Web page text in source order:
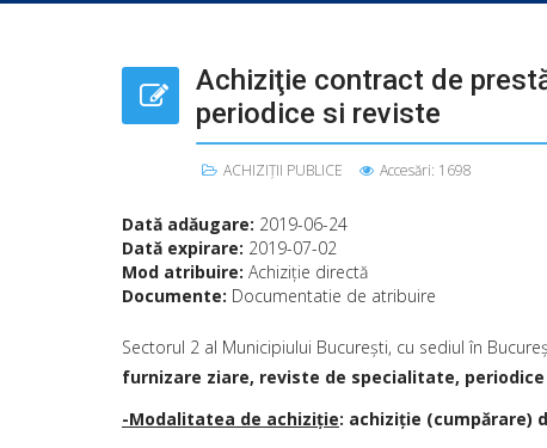
Achiziţie contract de
periodice si reviste
ACHIZIȚII PUBLICE Accesări: 1698
Dată adăugare: 2019-06-24
Dată expirare: 2019-07-02
Mod atribuire: Achiziţie directă
Documente: Documentatie de atribuire
Sectorul 2 al Municipiului Bucureşti, cu sediul în
furnizare ziare, reviste de specialitate,
-Modalitatea de achiziţie: achiziţie (cumpărare)